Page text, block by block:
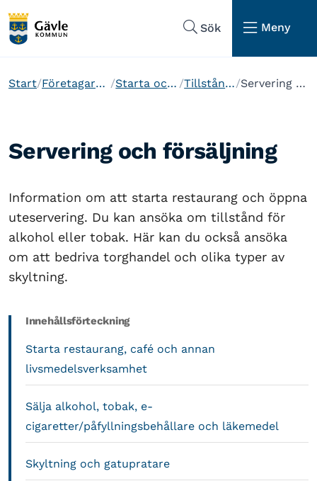
Sök
Meny
Start Företagare och etablering Starta och driva företag Tillstånd och regler Servering och försäljning
Servering och försäljning
Information om att starta restaurang och öppna
uteservering. Du kan ansöka om tillstånd för
alkohol eller tobak. Här kan du också ansöka
om att bedriva torghandel och olika typer av
skyltning.
Innehållsförteckning
Starta restaurang, café och annan
livsmedelsverksamhet
Sälja alkohol, tobak, e-
cigaretter/påfyllningsbehållare och läkemedel
Skyltning och gatupratare